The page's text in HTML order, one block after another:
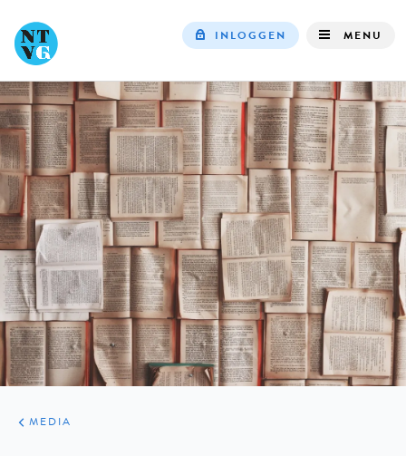
navigation
INLOGGEN MENU
ARTIKELEN
VARIA
MEDIA